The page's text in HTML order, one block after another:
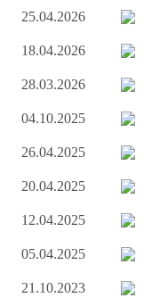
25.04.2026
18.04.2026
28.03.2026
04.10.2025
26.04.2025
20.04.2025
12.04.2025
05.04.2025
21.10.2023